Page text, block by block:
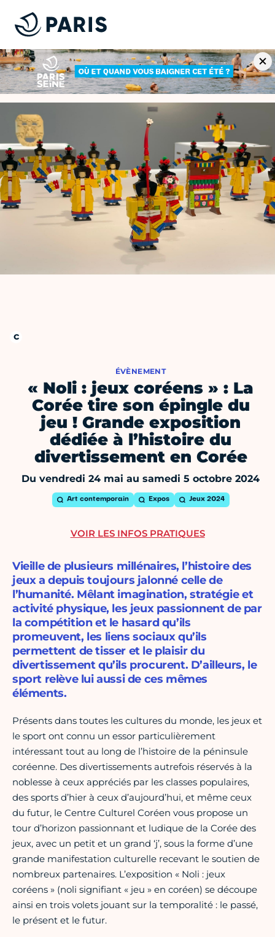
ÉVÈNEMENT
« Noli : jeux coréens » : La
Corée tire son épingle du
jeu ! Grande exposition
dédiée à l’histoire du
divertissement en Corée
Du vendredi 24 mai au samedi 5 octobre 2024
Art contemporain Expos Jeux 2024
Vieille de plusieurs millénaires, l’histoire des
jeux a depuis toujours jalonné celle de
l’humanité. Mêlant imagination, stratégie et
activité physique, les jeux passionnent de par
la compétition et le hasard qu’ils
promeuvent, les liens sociaux qu’ils
permettent de tisser et le plaisir du
divertissement qu’ils procurent. D’ailleurs, le
sport relève lui aussi de ces mêmes
éléments.
Présents dans toutes les cultures du monde, les jeux et
le sport ont connu un essor particulièrement
intéressant tout au long de l’histoire de la péninsule
coréenne. Des divertissements autrefois réservés à la
noblesse à ceux appréciés par les classes populaires,
des sports d’hier à ceux d’aujourd’hui, et même ceux
du futur, le Centre Culturel Coréen vous propose un
tour d’horizon passionnant et ludique de la Corée des
jeux, avec un petit et un grand ‘j’, sous la forme d’une
grande manifestation culturelle recevant le soutien de
nombreux partenaires. L’exposition « Noli : jeux
coréens » (noli signifiant « jeu » en coréen) se découpe
ainsi en trois volets jouant sur la temporalité : le passé,
le présent et le futur.
VOIR LES INFOS PRATIQUES